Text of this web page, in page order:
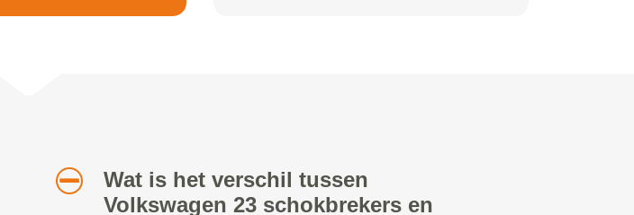
Wat is het verschil tussen
Volkswagen 23 schokbrekers en